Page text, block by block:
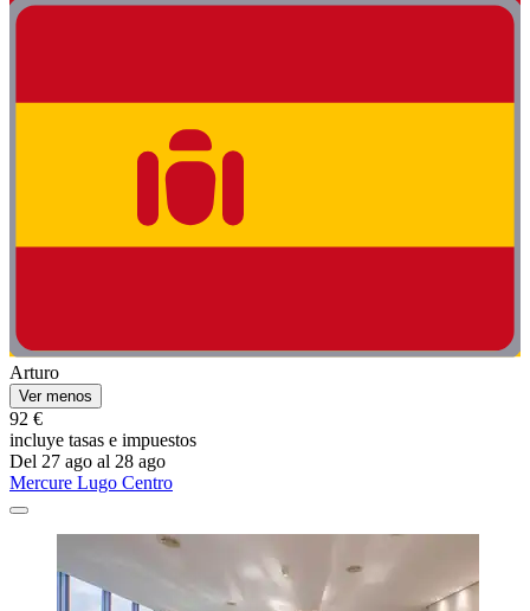
Arturo
Ver menos
92 €
incluye tasas e impuestos
Del 27 ago al 28 ago
Mercure Lugo Centro